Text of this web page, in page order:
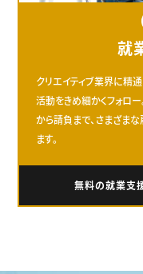
就
クリエイティブ業界に精
活動をきめ細かくフォロ
から請負まで、さまざま
ます。
無料の就業支